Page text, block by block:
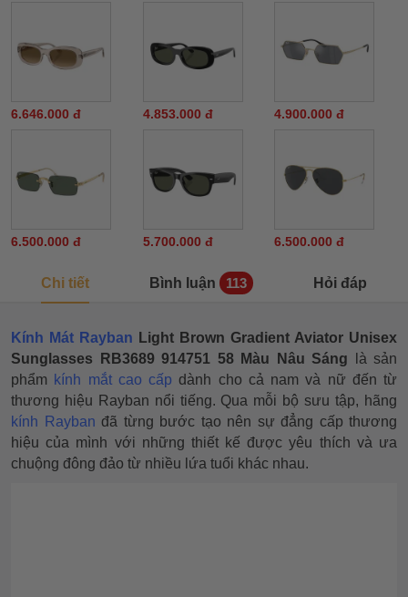
6.646.000 đ 4.853.000 đ 4.900.000 đ
6.500.000 đ 5.700.000 đ 6.500.000 đ
Chi tiết Bình luận 113 Hỏi đáp
Kính Mát Rayban Light Brown Gradient Aviator Unisex
Sunglasses RB3689 914751 58 Màu Nâu Sáng
là sản
phẩm kính mắt cao cấp dành cho cả nam và nữ đến từ
thương hiệu Rayban nổi tiếng. Qua mỗi bộ sưu tập, hãng
kính Rayban đã từng bước tạo nên sự đẳng cấp thương
hiệu của mình với những thiết kế được yêu thích và ưa
chuộng đông đảo từ nhiều lứa tuổi khác nhau.